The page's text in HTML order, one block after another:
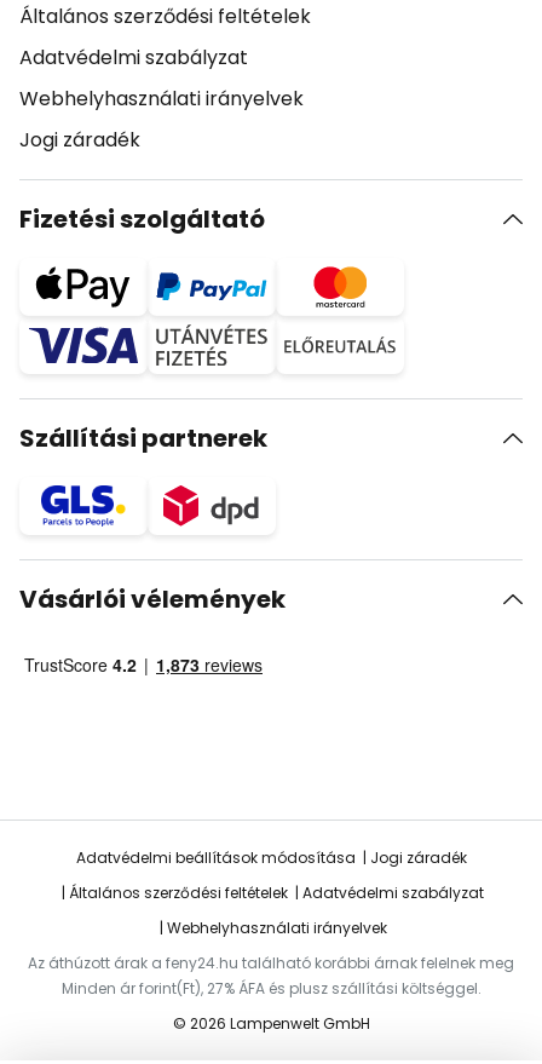
Általános szerződési feltételek
Adatvédelmi szabályzat
Webhelyhasználati irányelvek
Jogi záradék
Fizetési szolgáltató
Szállítási partnerek
Vásárlói vélemények
Adatvédelmi beállítások módosítása
Jogi záradék
Általános szerződési feltételek
Adatvédelmi szabályzat
Webhelyhasználati irányelvek
Az áthúzott árak a feny24.hu található korábbi árnak felelnek meg
Minden ár forint(Ft), 27% ÁFA és plusz szállítási költséggel.
© 2026 Lampenwelt GmbH